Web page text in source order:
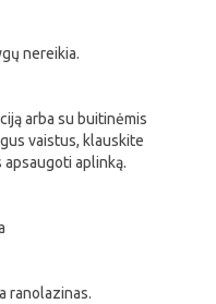
nereikia.
arba su buitinėmis
vaistus, klauskite
apsaugoti aplinką.
ranolazinas.